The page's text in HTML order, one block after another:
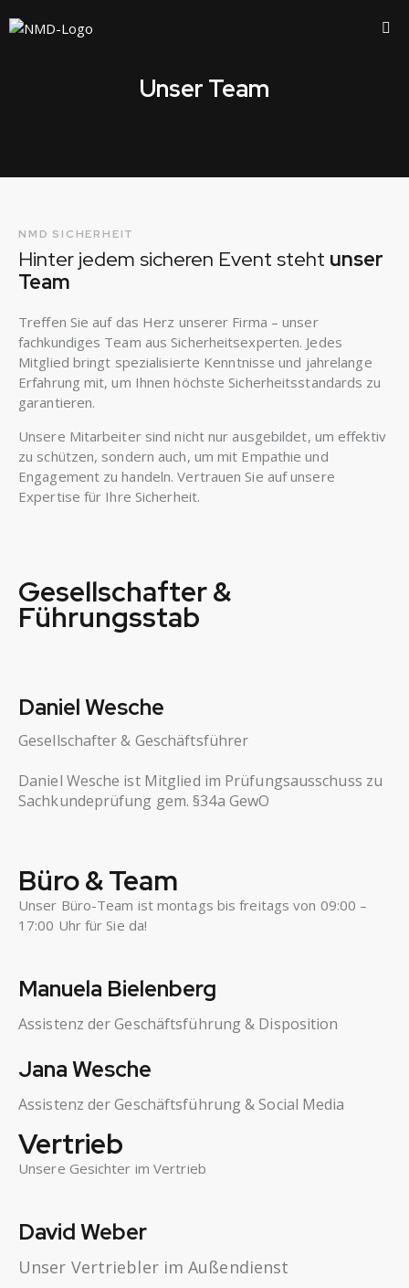
Unser Team
NMD SICHERHEIT
Hinter jedem sicheren Event steht unser
Team
Treffen Sie auf das Herz unserer Firma – unser
fachkundiges Team aus Sicherheitsexperten. Jedes
Mitglied bringt spezialisierte Kenntnisse und jahrelange
Erfahrung mit, um Ihnen höchste Sicherheitsstandards zu
garantieren.
Unsere Mitarbeiter sind nicht nur ausgebildet, um effektiv
zu schützen, sondern auch, um mit Empathie und
Engagement zu handeln. Vertrauen Sie auf unsere
Expertise für Ihre Sicherheit.
Gesellschafter &
Führungsstab
Daniel Wesche
Gesellschafter & Geschäftsführer
Daniel Wesche ist Mitglied im Prüfungsausschuss zu
Sachkundeprüfung gem. §34a GewO
Büro & Team
Unser Büro-Team ist montags bis freitags von 09:00 –
17:00 Uhr für Sie da!
Manuela Bielenberg
Assistenz der Geschäftsführung & Disposition
Jana Wesche
Assistenz der Geschäftsführung & Social Media
Vertrieb
Unsere Gesichter im Vertrieb
David Weber
Unser Vertriebler im Außendienst